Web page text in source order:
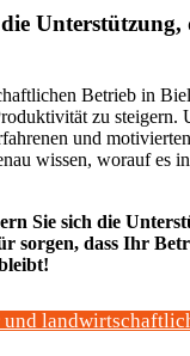
Betrieb in
zu steigern.
und motivierten
wissen, worauf es
Sie sich die
sorgen, dass Ihr